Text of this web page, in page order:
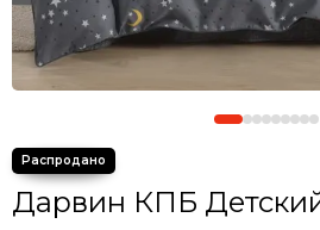
Дарвин КПБ